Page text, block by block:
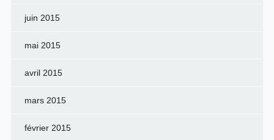
juin 2015
mai 2015
avril 2015
mars 2015
février 2015